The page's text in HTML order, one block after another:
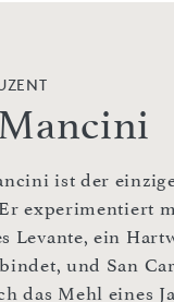
ist der
experimentiert
Levante, ein
und San
das Mehl eines